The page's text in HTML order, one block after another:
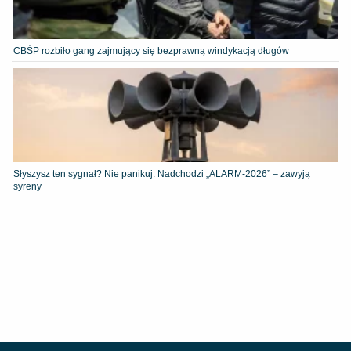
CBŚP rozbiło gang zajmujący się bezprawną windykacją długów
Słyszysz ten sygnał? Nie panikuj. Nadchodzi „ALARM-2026” – zawyją
syreny